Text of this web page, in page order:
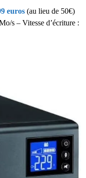
euros (au lieu de 50€)
s – Vitesse d’écriture :